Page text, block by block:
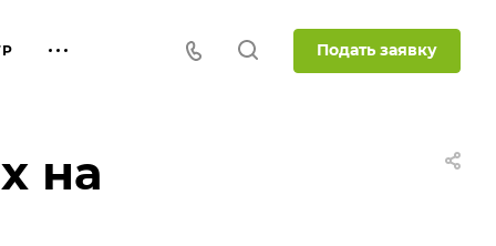
Подать заявку
на